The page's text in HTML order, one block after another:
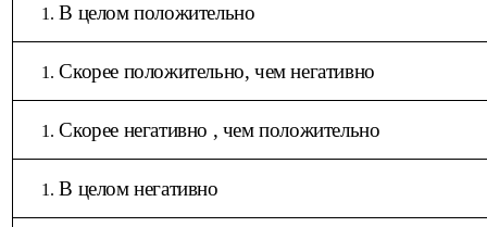
В целом положительно
Скорее положительно, чем негативно
Скорее негативно , чем положительно
В целом негативно